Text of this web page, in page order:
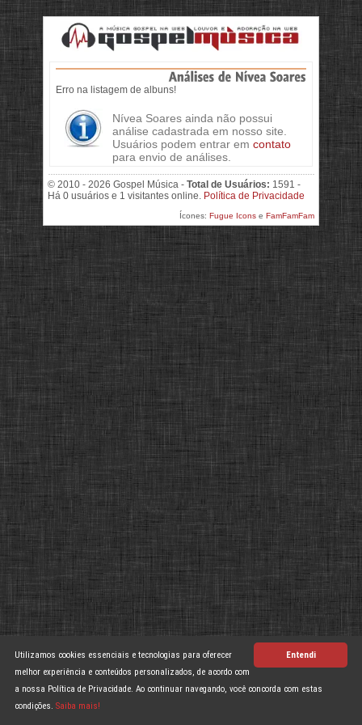
Erro na listagem de albuns!
Nívea Soares ainda não possui
análise cadastrada em nosso site.
Usuários podem entrar em contato
para envio de análises.
© 2010 - 2026 Gospel Música - Total de Usuários: 1591 -
Há 0 usuários e 1 visitantes online. Política de Privacidade
Ícones: Fugue Icons e FamFamFam
>
Entendi
Utilizamos cookies essenciais e tecnologias para oferecer
melhor experiência e conteúdos personalizados, de acordo com
a nossa Política de Privacidade. Ao continuar navegando, você concorda com estas
condições. Saiba mais!